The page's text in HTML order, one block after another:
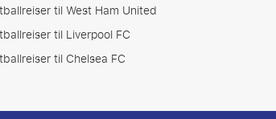
til West Ham United
til Liverpool FC
til Chelsea FC